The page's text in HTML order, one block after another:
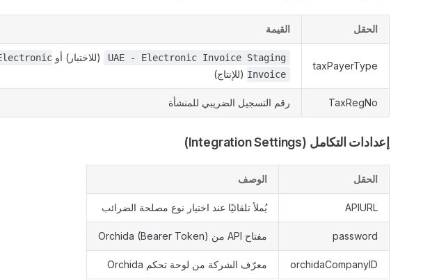
الحقل القيمة
taxPayerType
UAE - Electronic Invoice Staging (للاختبار) أو
Invoice (للإنتاج)
TaxRegNo رقم التسجيل الضريبي للمنشأة
إعدادات التكامل (Integration Settings)
الحقل الوصف
APIURL يُملأ تلقائيًا عند اختيار نوع مصلحة الضرائب
password مفتاح API من Orchida (Bearer Token)
orchidaCompanyID معرّف الشركة من لوحة تحكم Orchida